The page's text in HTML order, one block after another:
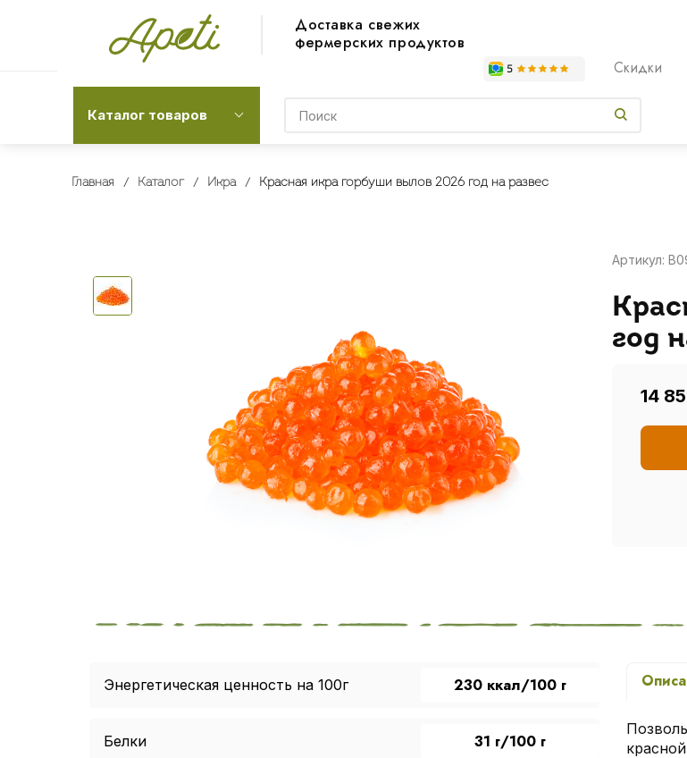
Доставка свежих
фермерских продуктов
Скидки
Каталог товаров
Главная Каталог Икра Красная икра горбуши вылов 2026 год на развес
Артикул:
год
14
Энергетическая ценность на 100г 230 ккал/100 г
Белки 31 г/100 г